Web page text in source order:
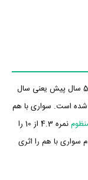
در 5 سال پیش یعنی سال
شده است. سواری با هم
نمره 4.3 از 10 را
با هم را اثری